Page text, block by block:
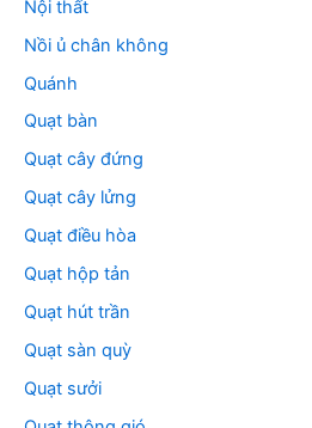
Nội thất
Nồi ủ chân không
Quánh
Quạt bàn
Quạt cây đứng
Quạt cây lửng
Quạt điều hòa
Quạt hộp tản
Quạt hút trần
Quạt sàn quỳ
Quạt sưởi